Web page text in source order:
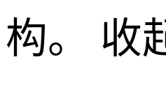
构。 收